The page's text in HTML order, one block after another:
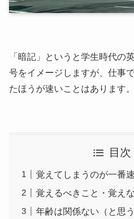
「暗記」というと学生時代の
号をイメージしますが、仕事
たほうが速いことはあります。
目次
覚えてしまうのが一番
覚えるべきこと・覚え
年齢は関係ない（と思う